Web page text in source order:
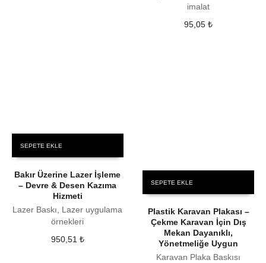
imalat
95,05₺
SEPETE EKLE
Bakır Üzerine Lazer İşleme
– Devre & Desen Kazıma
Hizmeti
Lazer Baskı, Lazer uygulama
örnekleri
950,51 ₺
SEPETE EKLE
Plastik Karavan Plakası –
Çekme Karavan İçin Dış
Mekan Dayanıklı,
Yönetmeliğe Uygun
Karavan Plaka Baskısı